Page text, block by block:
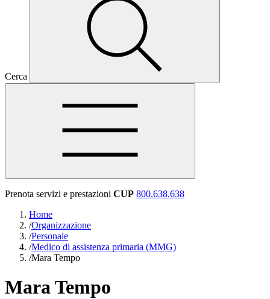
Cerca
Prenota servizi e prestazioni CUP 800.638.638
Home
/Organizzazione
/Personale
/Medico di assistenza primaria (MMG)
/Mara Tempo
Mara Tempo